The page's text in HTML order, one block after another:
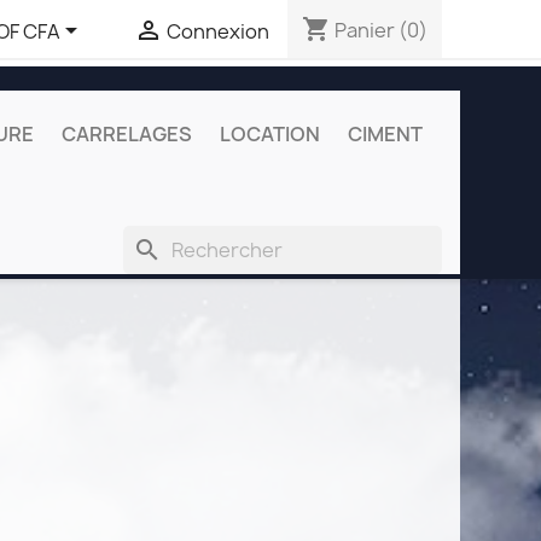
CFA  Connexion shopping_cart Panier (0)
CARRELAGES LOCATION
CIMENT
search